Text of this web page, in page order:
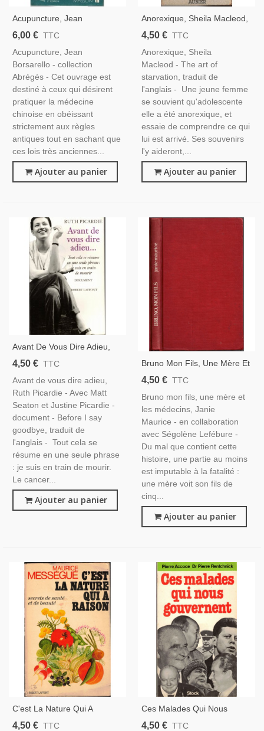
Acupuncture, Jean
Borsarello, 1981 - Bien-Être,
Médecines Douces,
6,00 € TTC
Acupuncture, Jean
Borsarello - collection
Abrégés - Cet ouvrage est
destiné à ceux qui désirent
pratiquer la médecine
chinoise en obéissant
strictement aux règles
antiques tout en sachant que
ces lois très anciennes...
Ajouter au panier
Anorexique, Sheila Macleod,
1982 - Anorexie,
4,50 € TTC
Anorexique, Sheila
Macleod - The art of
starvation, traduit de
l'anglais - Une jeune femme
se souvient qu'adolescente
elle a été anorexique, et
essaie de comprendre ce qui
lui est arrivé. Ses souvenirs
l'y aideront,...
Ajouter au panier
Avant De Vous Dire Adieu,
Ruth Picardie, 1999 - Cancer
4,50 € TTC
Avant de vous dire adieu,
Ruth Picardie - Avec Matt
Seaton et Justine Picardie -
document - Before I say
goodbye, traduit de
l'anglais - Tout cela se
résume en une seule phrase
: je suis en train de mourir.
Le cancer...
Ajouter au panier
Bruno Mon Fils, Une Mère Et
Les Médecins, Janie
Malade, Hôpital
4,50 € TTC
Bruno mon fils, une mère et
les médecins, Janie
Maurice - en collaboration
avec Ségolène Lefébure -
Du mal que contient cette
histoire, une partie au moins
est imputable à la fatalité :
une mère voit son fils de
cinq...
Ajouter au panier
C'est La Nature Qui A
Raison, Secrets De Santé Et
4,50 € TTC
Ces Malades Qui Nous
Gouvernent, Pierre Accoce Et
4,50 € TTC